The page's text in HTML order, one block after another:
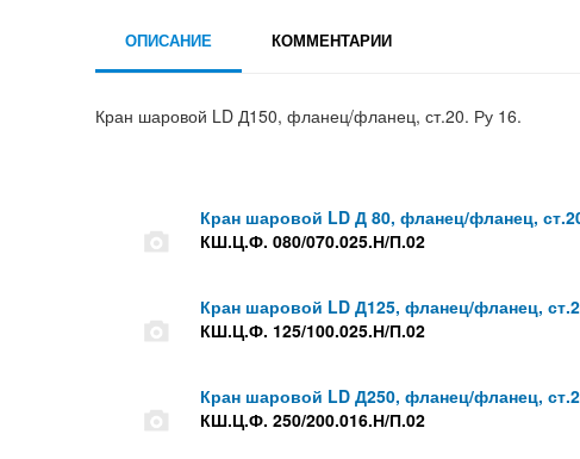
ОПИСАНИЕ КОММЕНТАРИИ
Кран шаровой LD Д150, фланец/фланец, ст.20. Ру 16.
Кран шаровой LD Д 80, фланец/фланец,
КШ.Ц.Ф. 080/070.025.Н/П.02
Кран шаровой LD Д125, фланец/фланец,
КШ.Ц.Ф. 125/100.025.Н/П.02
Кран шаровой LD Д250, фланец/фланец,
КШ.Ц.Ф. 250/200.016.Н/П.02